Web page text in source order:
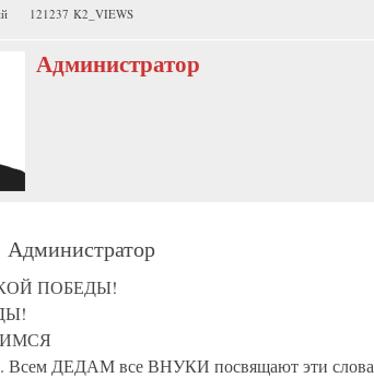
121237 K2_VIEWS
Администратор
Администратор
ПОБЕДЫ!
Всем ДЕДАМ все ВНУКИ посвящают эти слова